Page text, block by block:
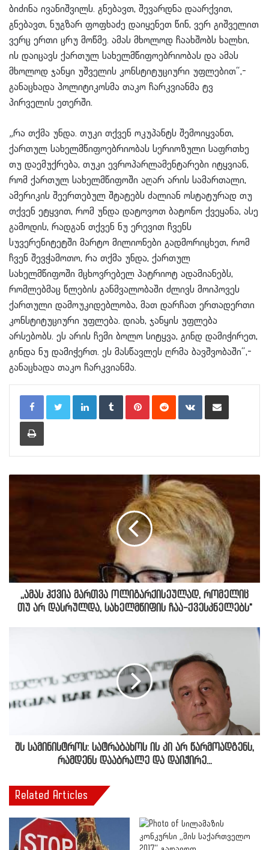
ბიძინა ივანიშვილს. გნებავთ, შევარდნა დაარქვით,
გნებავთ, ნუგზარ ფოფხაძე დაიყენეთ წინ, ვერ გიშველით
ვერც ერთი ცრუ მოწმე. ამას მხოლოდ ჩაახშობს ხალხი,
ის დაიცავს ქართულ სახელმწიფოებრიობას და ამას
მხოლოდ ჯანყი უშველის კონსტიტუციური უფლებით“,-
განაცხადა პოლიტიკოსმა თაკო ჩარკვიანმა ტვ
პირველის ეთერში.
„რა თქმა უნდა. თუკი თქვენ ოკუპანტს შემოიყვანთ,
ქართულ სახელმწიფოებრიობას სერიოზული საფრთხე
თუ დაემუქრება, თუკი ევროპარლამენტარები იტყვიან,
რომ ქართულ სახელმწიფოში აღარ არის სამართალი,
ამერიკის შეერთებულ შტატებს ძალიან ოსტატურად თუ
თქვენ ეტყვით, რომ უნდა დატოვოთ ბატონო ქვეყანა, ასე
გამოდის, რადგან თქვენ ნუ ერევით ჩვენს
სუვერენიტეტში მარტო მილიონები გადმორიცხეთ, რომ
ჩვენ შევჭამოთო, რა თქმა უნდა, ქართულ
სახელმწიფოში მცხოვრებელ პატრიოტ ადამიანებს,
რომლებმაც წლების განმვალობაში ძლივს მოიპოვეს
ქართული დამოუკიდებლობა, მათ დარჩათ ერთადერთი
კონსტიტუციური უფლება. დიახ, ჯანყის უფლება
არსებობს. ეს არის ჩემი ბოლო სიტყვა, გინდ დამიჭირეთ,
გინდა ნუ დამიჭერთ. ეს მასწავლეს ღრმა ბავშვობაში“,-
განაცხადა თაკო ჩარკვიანმა.
LinkedInTumblr PinterestReddit VKontakteShare via Email
Print
,,ამას ჰქვია მართვა ოლიგარქისეულად, რომელიც
თუ არ დასრულდა, სახელმწიფის ჩაა-ქვესკნელებს"
შს სამინისტროს: სატრაბახოს ის კი არ წარმოადგენს,
რამდენს დააბრალე და დაიჭირე...
Related Articles